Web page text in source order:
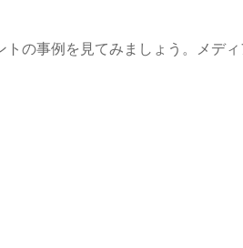
の事例を見てみましょう。メデ